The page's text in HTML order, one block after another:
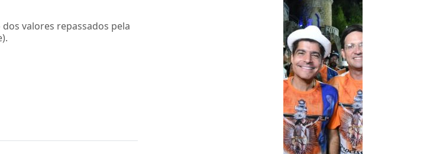
valores repassados pela